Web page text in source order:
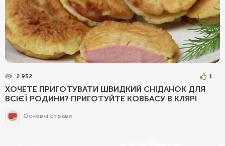
2 952 1
ХОЧЕТЕ ПРИГОТУВАТИ ШВИДКИЙ СНІДАНОК ДЛЯ
ВСІЄЇ РОДИНИ? ПРИГОТУЙТЕ КОВБАСУ В КЛЯРІ
Основні страви